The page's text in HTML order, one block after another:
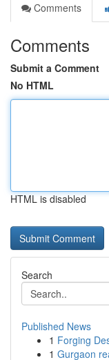
Comments
Comments
Submit a Comment
No HTML
HTML is disabled
Search
Published News
1 Forging
1 Gurgaon